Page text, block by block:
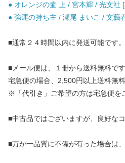
● オレンジの壷 上 / 宮本輝 / 光文社
● 強運の持ち主 / 瀬尾 まいこ / 文藝
■通常２４時間以内に発送可能です。
■メール便は、１冊から送料無料です
宅急便の場合、2,500円以上送料無料
※「代引き」ご希望の方は宅急便を
■中古品ではございますが、良好な
■万が一品質に不備が有った場合は、